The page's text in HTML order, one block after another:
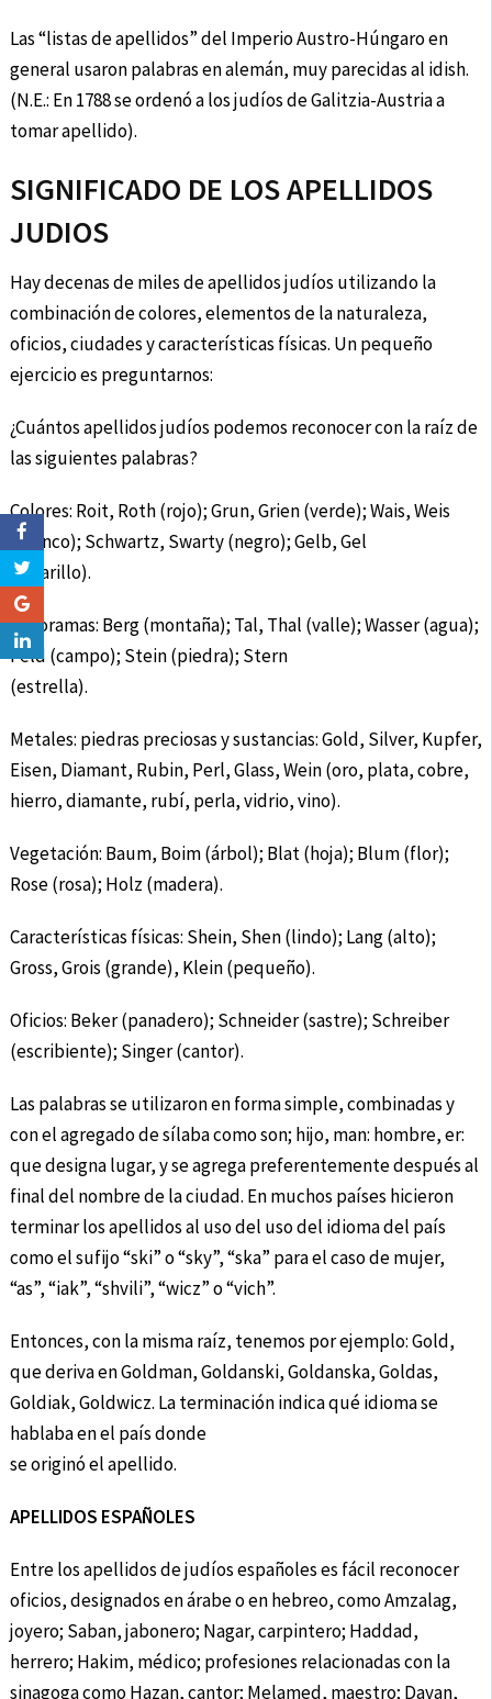
Las “listas de apellidos” del Imperio Austro-Húngaro en
general usaron palabras en alemán, muy parecidas al idish.
(N.E.: En 1788 se ordenó a los judíos de Galitzia-Austria a
tomar apellido).
SIGNIFICADO DE LOS APELLIDOS
JUDIOS
Hay decenas de miles de apellidos judíos utilizando la
combinación de colores, elementos de la naturaleza,
oficios, ciudades y características físicas. Un pequeño
ejercicio es preguntarnos:
¿Cuántos apellidos judíos podemos reconocer con la raíz de
las siguientes palabras?
Colores: Roit, Roth (rojo); Grun, Grien (verde); Wais, Weis
(blanco); Schwartz, Swarty (negro); Gelb, Gel
(amarillo).
Panoramas: Berg (montaña); Tal, Thal (valle); Wasser (agua);
Feld (campo); Stein (piedra); Stern
(estrella).
Metales: piedras preciosas y sustancias: Gold, Silver, Kupfer,
Eisen, Diamant, Rubin, Perl, Glass, Wein (oro, plata, cobre,
hierro, diamante, rubí, perla, vidrio, vino).
Vegetación: Baum, Boim (árbol); Blat (hoja); Blum (flor);
Rose (rosa); Holz (madera).
Características físicas: Shein, Shen (lindo); Lang (alto);
Gross, Grois (grande), Klein (pequeño).
Oficios: Beker (panadero); Schneider (sastre); Schreiber
(escribiente); Singer (cantor).
Las palabras se utilizaron en forma simple, combinadas y
con el agregado de sílaba como son; hijo, man: hombre, er:
que designa lugar, y se agrega preferentemente después al
final del nombre de la ciudad. En muchos países hicieron
terminar los apellidos al uso del uso del idioma del país
como el sufijo “ski” o “sky”, “ska” para el caso de mujer,
“as”, “iak”, “shvili”, “wicz” o “vich”.
Entonces, con la misma raíz, tenemos por ejemplo: Gold,
que deriva en Goldman, Goldanski, Goldanska, Goldas,
Goldiak, Goldwicz. La terminación indica qué idioma se
hablaba en el país donde
se originó el apellido.
APELLIDOS ESPAÑOLES
Entre los apellidos de judíos españoles es fácil reconocer
oficios, designados en árabe o en hebreo, como Amzalag,
joyero; Saban, jabonero; Nagar, carpintero; Haddad,
herrero; Hakim, médico; profesiones relacionadas con la
sinagoga como Hazan, cantor; Melamed, maestro; Dayan,